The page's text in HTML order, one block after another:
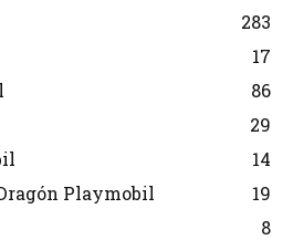
283
17
86
29
14
Playmobil
19
8